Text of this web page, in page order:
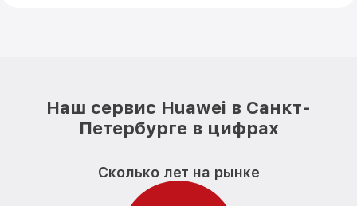
Наш сервис Huawei в Санкт-
Петербурге в цифрах
Сколько лет на рынке